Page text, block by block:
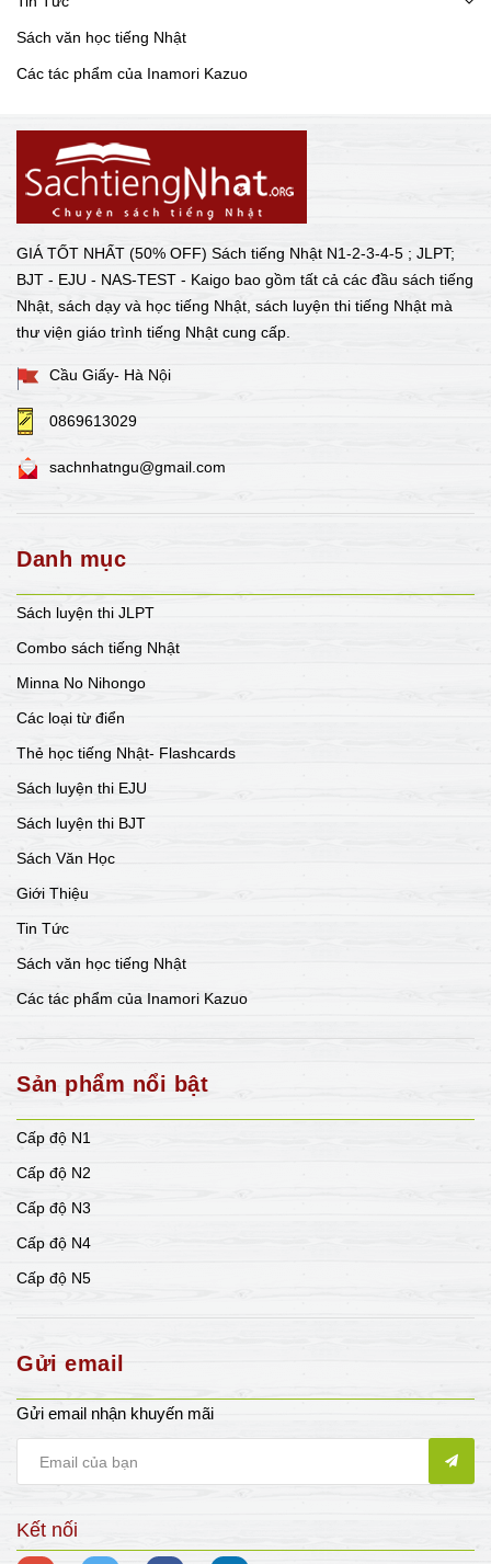
Sách văn học tiếng Nhật
Các tác phẩm của Inamori Kazuo
GIÁ TỐT NHẤT (50% OFF) Sách tiếng Nhật N1-2-3-4-5 ; JLPT;
BJT - EJU - NAS-TEST - Kaigo bao gồm tất cả các đầu sách tiếng
Nhật, sách dạy và học tiếng Nhật, sách luyện thi tiếng Nhật mà
thư viện giáo trình tiếng Nhật cung cấp.
Cầu Giấy- Hà Nội
0869613029
sachnhatngu@gmail.com
Danh mục
Sách luyện thi JLPT
Combo sách tiếng Nhật
Minna No Nihongo
Các loại từ điển
Thẻ học tiếng Nhật- Flashcards
Sách luyện thi EJU
Sách luyện thi BJT
Sách Văn Học
Giới Thiệu
Tin Tức
Sách văn học tiếng Nhật
Các tác phẩm của Inamori Kazuo
Sản phẩm nổi bật
Cấp độ N1
Cấp độ N2
Cấp độ N3
Cấp độ N4
Cấp độ N5
Gửi email
Gửi email nhận khuyến mãi
Kết nối